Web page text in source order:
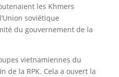
les Khmers
soviétique
du gouvernement de la
vietnamiennes du
de la RPK. Cela a ouvert la